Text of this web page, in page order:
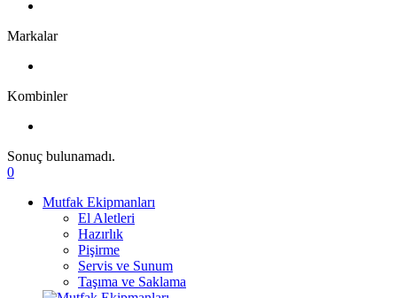
Markalar
Kombinler
Sonuç bulunamadı.
0
Mutfak Ekipmanları
El Aletleri
Hazırlık
Pişirme
Servis ve Sunum
Taşıma ve Saklama